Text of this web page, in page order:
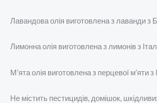
Лавандова олія виготовлена ​​з лаванди з
Лимонна олія виготовлена ​​з лимонів з
М’ята олія виготовлена ​​з перцевої м’яти з
Не містить пестицидів, домішок,